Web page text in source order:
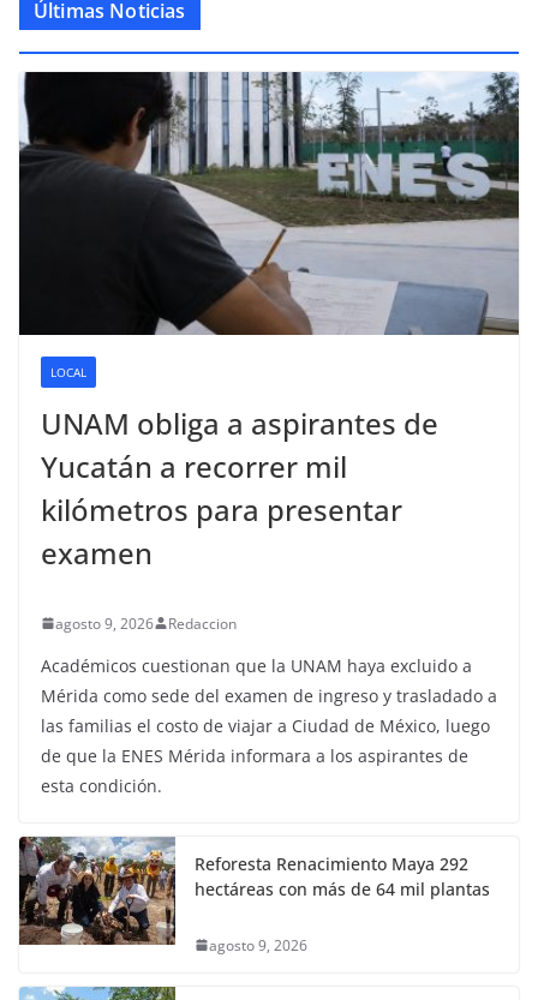
Últimas Noticias
LOCAL
UNAM obliga a aspirantes de
Yucatán a recorrer mil
kilómetros para presentar
examen
agosto 9, 2026 Redaccion
Académicos cuestionan que la UNAM haya excluido a
Mérida como sede del examen de ingreso y trasladado a
las familias el costo de viajar a Ciudad de México, luego
de que la ENES Mérida informara a los aspirantes de
esta condición.
Reforesta Renacimiento Maya 292
hectáreas con más de 64 mil plantas
agosto 9, 2026